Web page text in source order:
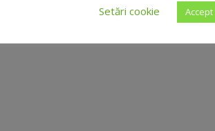
Setări cookie
Accept